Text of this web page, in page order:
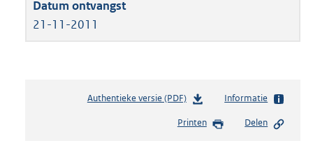
21-11-2011
Authentieke versie (PDF)b
s
Informatie
Printen Delen